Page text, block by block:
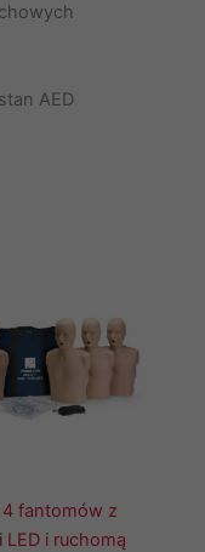
AED
fantomów z
LED i ruchomą